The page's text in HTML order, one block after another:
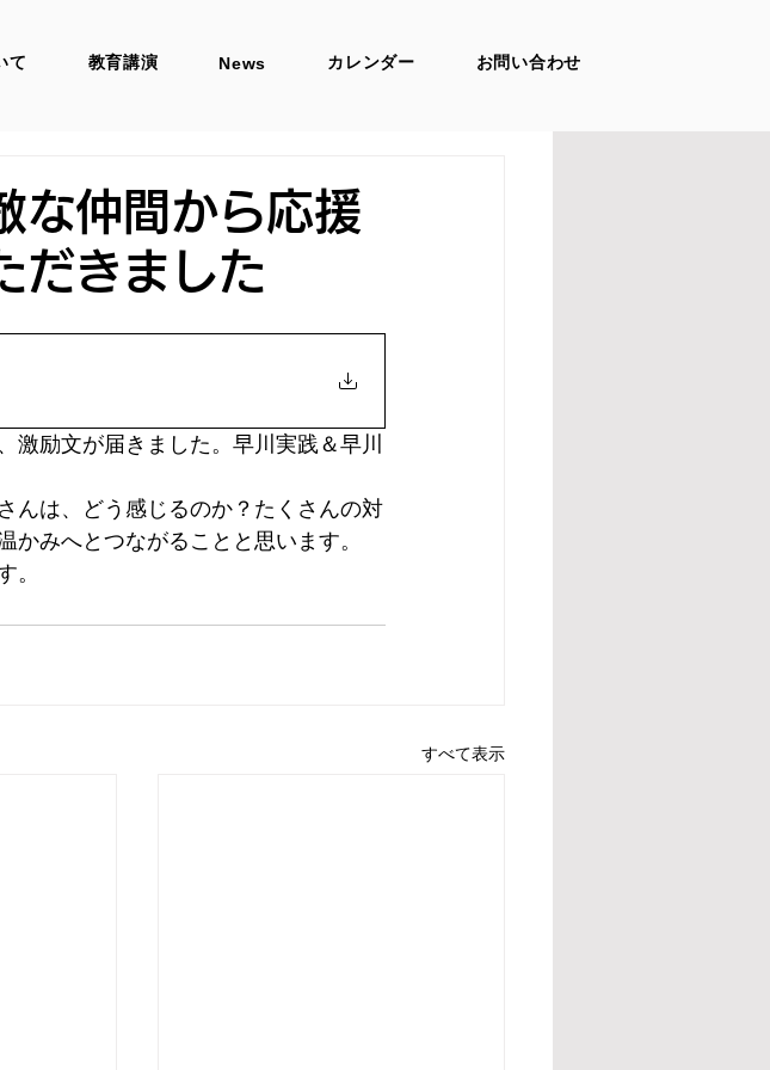
て 教育講演 News カレンダー お問い合わせ
な仲間から応援
だきました
激励文が届きました。早川実践＆早川
んは、どう感じるのか？たくさんの対
みへとつながることと思います。
。
すべて表示